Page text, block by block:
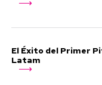
El Éxito del Primer
Latam